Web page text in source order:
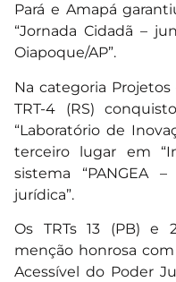
Pará e Amapá
“Jornada Cidadã –
Oiapoque/AP”.
Na categoria Projetos
TRT-4 (RS)
“Laboratório de
terceiro lugar em
sistema “PANGEA
jurídica”.
Os TRTs 13 (PB) e
menção honrosa
Acessível do Poder